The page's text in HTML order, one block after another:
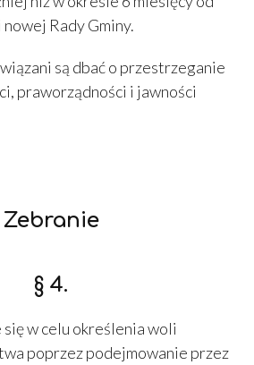
Rady Gminy.
są dbać o przestrzeganie
praworządności i jawności
Zebranie
§ 4.
się w celu określenia woli
poprzez podejmowanie przez